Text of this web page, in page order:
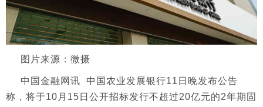
图片来源：微摄
中国金融网讯 中国农业发展银行11日晚发布公告
称，将于10月15日公开招标发行不超过20亿元的2年期固